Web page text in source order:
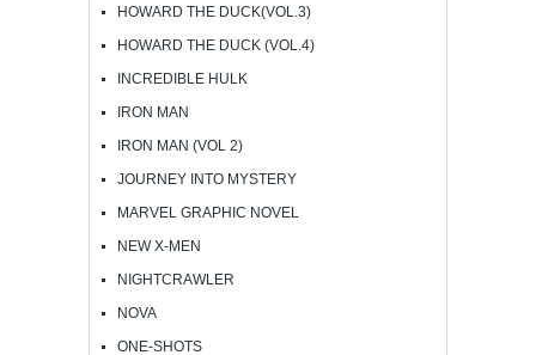
HOWARD THE DUCK(VOL.3)
HOWARD THE DUCK (VOL.4)
INCREDIBLE HULK
IRON MAN
IRON MAN (VOL 2)
JOURNEY INTO MYSTERY
MARVEL GRAPHIC NOVEL
NEW X-MEN
NIGHTCRAWLER
NOVA
ONE-SHOTS